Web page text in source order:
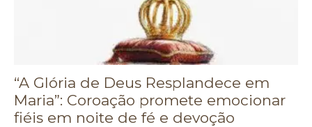
“A Glória de Deus Resplandece em
Maria”: Coroação promete emocionar
fiéis em noite de fé e devoção